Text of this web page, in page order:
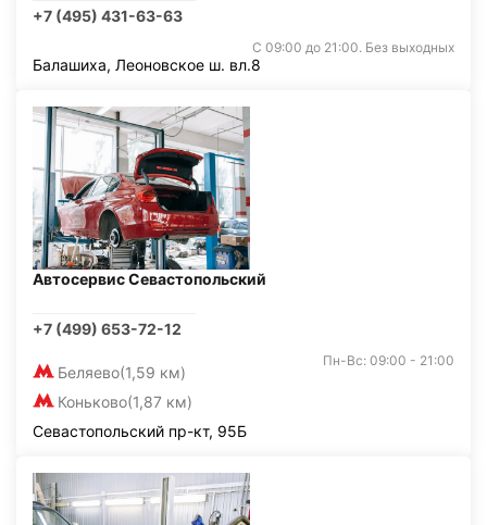
+7 (495) 431-63-63
С 09:00 до 21:00. Без выходных
Балашиха, Леоновское ш. вл.8
Автосервис Севастопольский
+7 (499) 653-72-12
Беляево(1,59 км)
Коньково(1,87 км)
Пн-Вс: 09:00 - 21:00
Севастопольский пр-кт, 95Б